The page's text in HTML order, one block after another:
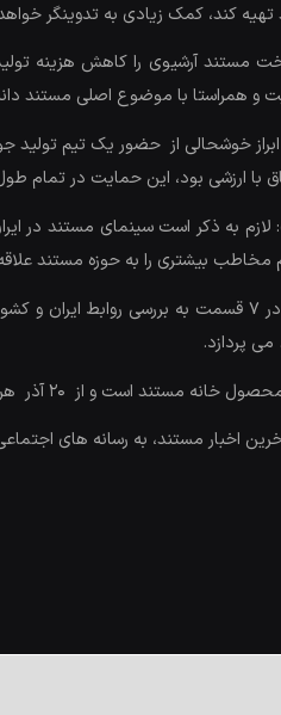
کند، کمک زیادی به تدوینگر
مستند آرشیوی را کاهش هزینه
و همراستا با موضوع اصلی مستند
ابراز خوشحالی از حضور یک تیم
با ارزشی بود، این حمایت در تمام
لازم به ذکر است سینمای مستند در
بیشتری را به حوزه مستند
«ایران و همسایگان» در ۷ قسمت به
پردازد.
از ۲۰ آذر هرروز حوالی ساعت ۱۶:۲۰ از شبکه خبر پخش می‌شود.
اخبار مستند، به رسانه های